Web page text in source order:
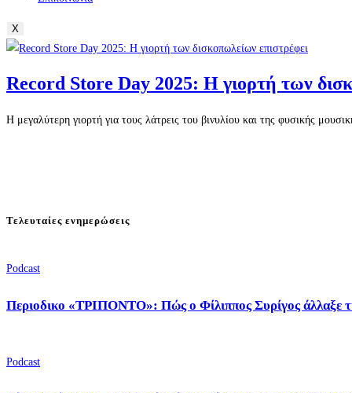
X
Record Store Day 2025: Η γιορτή των
Η μεγαλύτερη γιορτή για τους λάτρεις του βινυλίου και της φυσικής
Τελευταίες ενημερώσεις
Podcast
Περιοδικο «ΤΡΙΠΟΝΤΟ»: Πώς ο Φίλιππος Συρίγος άλλαξε
Podcast